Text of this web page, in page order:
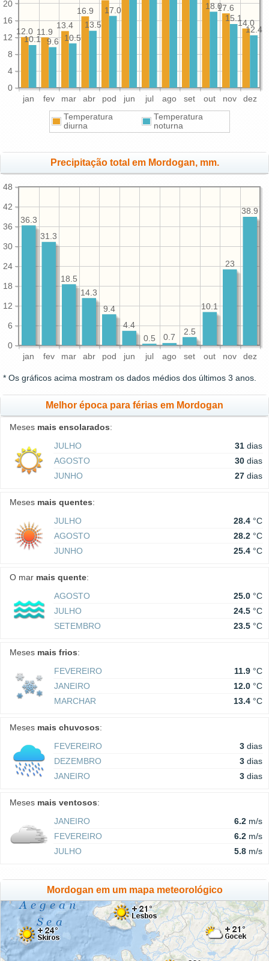
jan fev mar abr pod jun jul ago set out nov dez
0
4
8
12
16
20
14.0
17.6
16.9
13.4
11.9
12.0 12.4
15.1
18.0
17.0
13.5
10.5
9.6
10.1
Temperatura
diurna
Temperatura
noturna
Precipitação total em Mordogan, mm.
jan fev mar abr pod jun jul ago set out nov dez
0
6
12
18
24
30
36
42
48
38.9
23
10.1
2.5
0.7
0.5
4.4
9.4
14.3
18.5
31.3
36.3
* Os gráficos acima mostram os dados médios dos últimos 3 anos.
Melhor época para férias em Mordogan
Meses mais ensolarados:
JULHO
31 dias
AGOSTO
30 dias
JUNHO
27 dias
Meses mais quentes:
JULHO
28.4 °C
AGOSTO
28.2 °C
JUNHO
25.4 °C
O mar mais quente:
AGOSTO
25.0 °C
JULHO
24.5 °C
SETEMBRO
23.5 °C
Meses mais frios:
FEVEREIRO
11.9 °C
JANEIRO
12.0 °C
MARCHAR
13.4 °C
Meses mais chuvosos:
FEVEREIRO
3 dias
DEZEMBRO
3 dias
JANEIRO
3 dias
Meses mais ventosos:
JANEIRO
6.2 m/s
FEVEREIRO
6.2 m/s
JULHO
5.8 m/s
Mordogan em um mapa meteorológico